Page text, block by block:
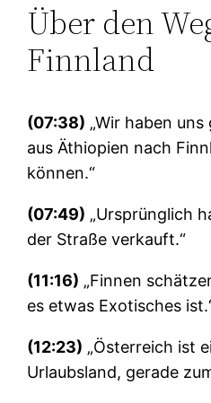
Über den
Finnland
(07:38) „Wir haben
aus Äthiopien nach
können.“
(07:49) „Ursprünglich
der Straße verkauft.“
(11:16) „Finnen
es etwas Exotisches
(12:23) „Österreich ist
Urlaubsland, gerade